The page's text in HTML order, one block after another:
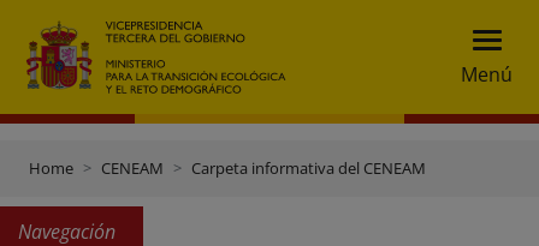
Menú
Home CENEAM Carpeta informativa del CENEAM
Navegación